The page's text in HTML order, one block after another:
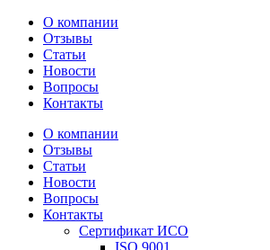
О компании
Отзывы
Статьи
Новости
Вопросы
Контакты
О компании
Отзывы
Статьи
Новости
Вопросы
Контакты
Сертификат ИСО
ISO 9001